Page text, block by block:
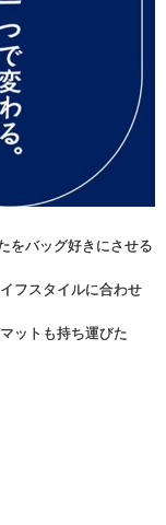
をバッグ好きにさせる
フスタイルに合わせ
ットも持ち運びた